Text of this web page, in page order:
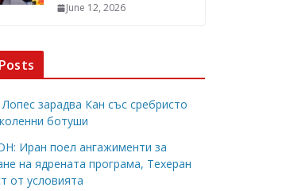
June 12, 2026
зарадва Кан със сребристо
ботуши
Иран поел ангажименти за
на ядрената програма, Техеран
от условията